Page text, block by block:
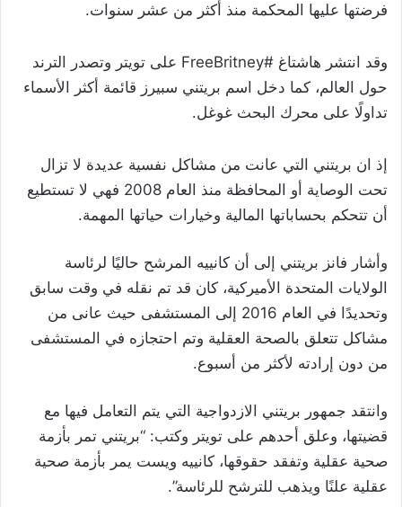
فرضتها عليها المحكمة منذ أكثر من عشر سنوات.
وقد انتشر هاشتاغ #FreeBritney على تويتر وتصدر الترند
حول العالم، كما دخل اسم بريتني سبيرز قائمة أكثر الأسماء
تداولًا على محرك البحث غوغل.
إذ ان بريتني التي عانت من مشاكل نفسية عديدة لا تزال
تحت الوصاية أو المحافظة منذ العام 2008 فهي لا تستطيع
أن تتحكم بحساباتها المالية وخيارات حياتها المهمة.
وأشار فانز بريتني إلى أن كانييه المرشح حاليًا لرئاسة
الولايات المتحدة الأميركية، كان قد تم نقله في وقت سابق
وتحديدًا في العام 2016 إلى المستشفى حيث عانى من
مشاكل تتعلق بالصحة العقلية وتم احتجازه في المستشفى
من دون إرادته لأكثر من أسبوع.
وانتقد جمهور بريتني الازدواجية التي يتم التعامل فيها مع
قضيتها، وعلق أحدهم على تويتر وكتب: “بريتني تمر بأزمة
صحية عقلية وتفقد حقوقها، كانييه ويست يمر بأزمة صحية
عقلية علنًا ويذهب للترشح للرئاسة”.